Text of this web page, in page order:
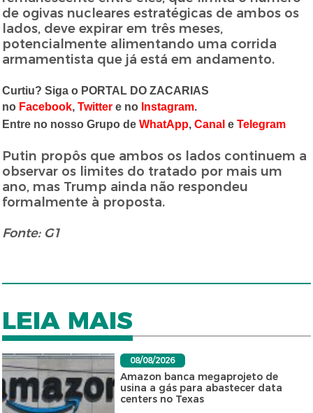
de ogivas nucleares estratégicas de ambos os
lados, deve expirar em três meses,
potencialmente alimentando uma corrida
armamentista que já está em andamento.
Curtiu? Siga o PORTAL DO ZACARIAS
no Facebook,Twitter e no Instagram.
Entre no nosso Grupo deWhatApp,Canal eTelegram
Putin propôs que ambos os lados continuem a
observar os limites do tratado por mais um
ano, mas Trump ainda não respondeu
formalmente à proposta.
Fonte: G1
LEIA MAIS
08/08/2026
Amazon banca megaprojeto de
usina a gás para abastecer data
centers no Texas